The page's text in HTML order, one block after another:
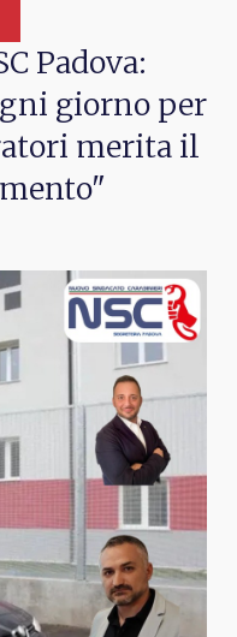
Padova:
giorno per
merita il